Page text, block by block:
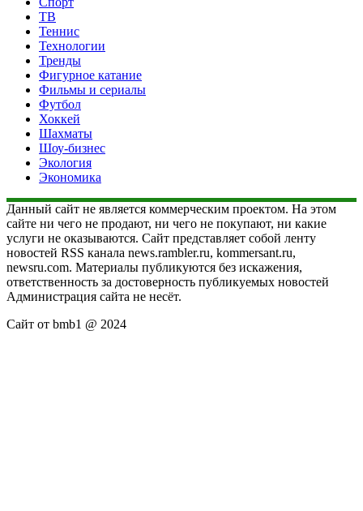
ТВ
Теннис
Технологии
Тренды
Фигурное катание
Фильмы и сериалы
Футбол
Хоккей
Шахматы
Шоу-бизнес
Экология
Экономика
Данный сайт не является коммерческим проектом. На этом
сайте ни чего не продают, ни чего не покупают, ни какие
услуги не оказываются. Сайт представляет собой ленту
новостей RSS канала news.rambler.ru, kommersant.ru,
newsru.com. Материалы публикуются без искажения,
ответственность за достоверность публикуемых новостей
Администрация сайта не несёт.
Сайт от bmb1 @ 2024